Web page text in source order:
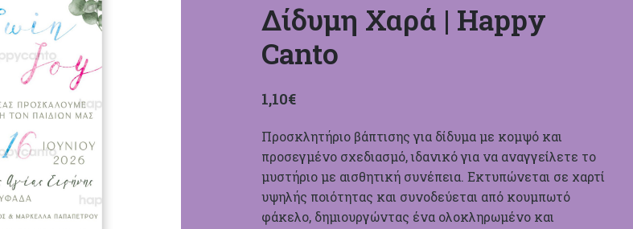
Δίδυμη Χαρά | Happy
Canto
1,10€
Προσκλητήριο βάπτισης για δίδυμα με κομψό και
προσεγμένο σχεδιασμό, ιδανικό για να αναγγείλετε το
μυστήριο με αισθητική συνέπεια. Εκτυπώνεται σε χαρτί
υψηλής ποιότητας και συνοδεύεται από κουμπωτό
φάκελο, δημιουργώντας ένα ολοκληρωμένο και